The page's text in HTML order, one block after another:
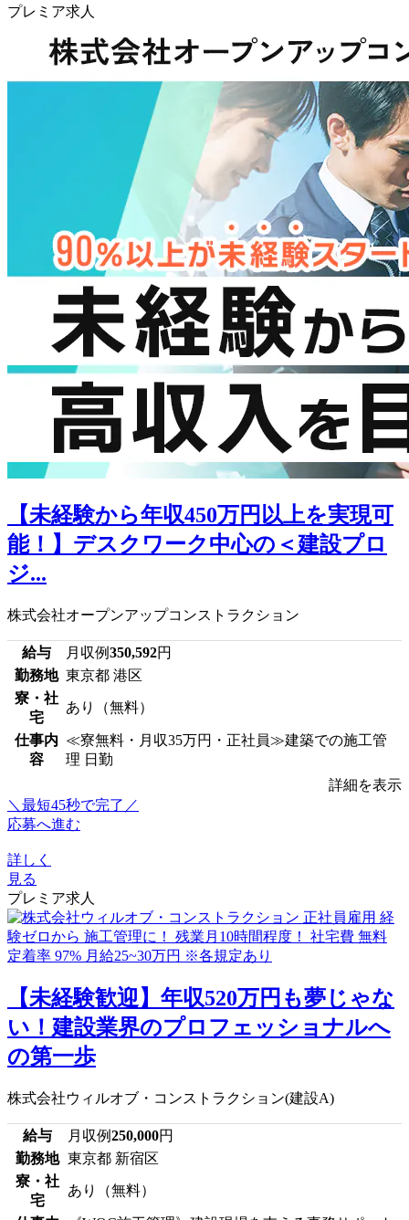
プレミア求人
【未経験から年収450万円以上を実現可
能！】デスクワーク中心の＜建設プロ
ジ...
株式会社オープンアップコンストラクション
給与 月収例350,592円
勤務地 東京都 港区
寮・社
宅
あり（無料）
仕事内
容
≪寮無料・月収35万円・正社員≫建築での施工管
理 日勤
詳細を表示
＼最短45秒で完了／
応募へ進む
詳しく
見る
プレミア求人
【未経験歓迎】年収520万円も夢じゃな
い！建設業界のプロフェッショナルへ
の第一歩
株式会社ウィルオブ・コンストラクション(建設A)
給与 月収例250,000円
勤務地 東京都 新宿区
寮・社
宅
あり（無料）